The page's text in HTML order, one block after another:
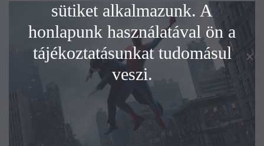
sütiket alkalmazunk. A
honlapunk használatával ön a
tájékoztatásunkat tudomásul
veszi.